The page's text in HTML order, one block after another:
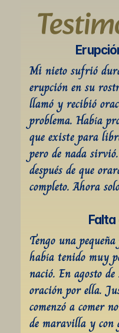
Mi nieto sufrió
erupción en su
llamó y recibió
problema. Había
que existe para
pero de nada
después de que
completo. Ahora
Tengo una
había tenido muy
nació. En agosto
oración por ella.
comenzó a comer
de maravilla y con